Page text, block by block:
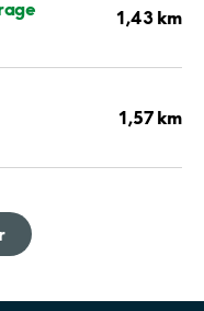
1,43 km
1,57 km